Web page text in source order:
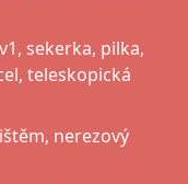
sekerka, pilka,
teleskopická
nerezový